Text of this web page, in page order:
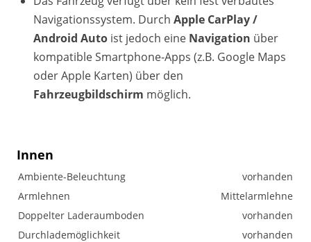
Navigationssystem. Durch Apple CarPlay /
Android Auto ist jedoch eine Navigation über
kompatible Smartphone-Apps (z.B. Google Maps
oder Apple Karten) über den
Fahrzeugbildschirm möglich.
Innen
Ambiente-Beleuchtung
vorhanden
Armlehnen
Mittelarmlehne
Doppelter Laderaumboden
vorhanden
Durchlademöglichkeit
vorhanden